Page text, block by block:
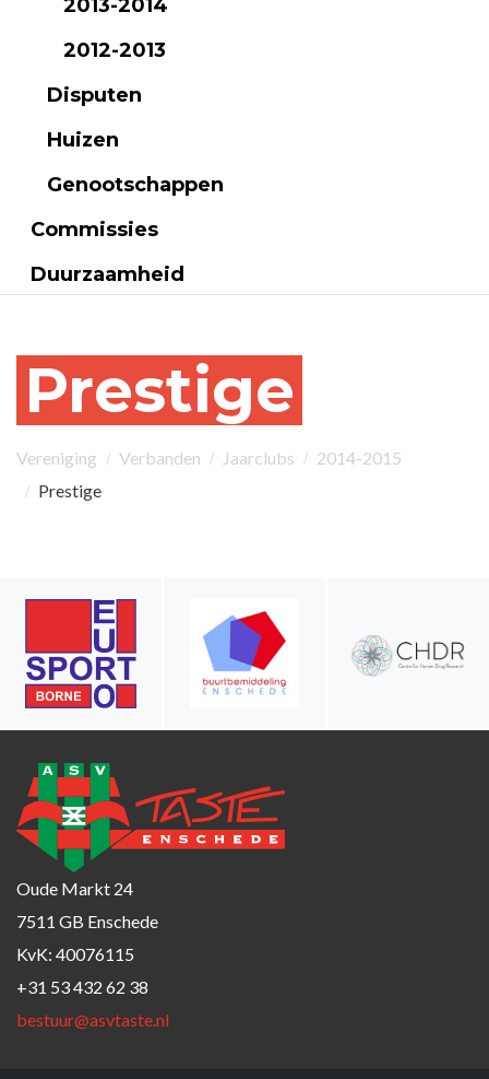
2013-2014
2012-2013
Disputen
Huizen
Genootschappen
Commissies
Duurzaamheid
Prestige
Vereniging Verbanden Jaarclubs
2014-2015
Prestige
Oude Markt 24
7511 GB Enschede
KvK: 40076115
+31 53 432 62 38
bestuur@asvtaste.nl